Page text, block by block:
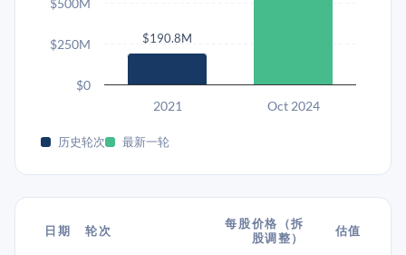
$190.8M
2021 Oct 2024
$0
$250M
$500M
历史轮次 最新一轮
日期 轮次
每股价格（拆
股调整）
估值